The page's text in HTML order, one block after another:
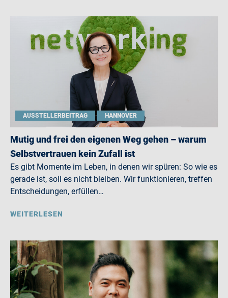
AUSSTELLERBEITRAG HANNOVER
Mutig und frei den eigenen Weg gehen – warum
Selbstvertrauen kein Zufall ist
Es gibt Momente im Leben, in denen wir spüren: So wie es
gerade ist, soll es nicht bleiben. Wir funktionieren, treffen
Entscheidungen, erfüllen…
WEITERLESEN